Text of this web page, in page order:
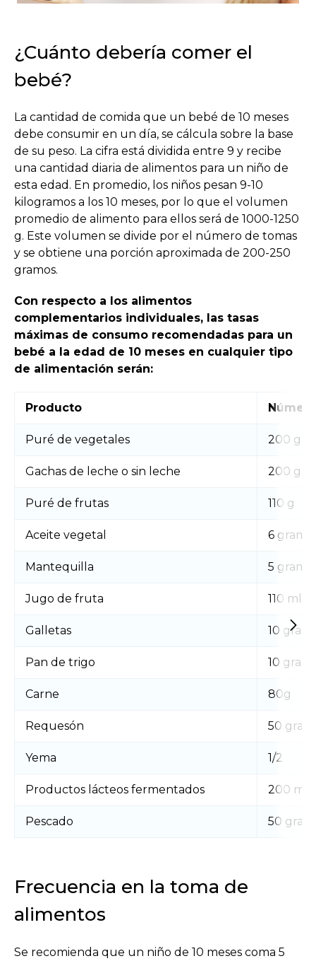
¿Cuánto debería comer el
bebé?
La cantidad de comida que un bebé de 10 meses
debe consumir en un día, se cálcula sobre la base
de su peso. La cifra está dividida entre 9 y recibe
una cantidad diaria de alimentos para un niño de
esta edad. En promedio, los niños pesan 9-10
kilogramos a los 10 meses, por lo que el volumen
promedio de alimento para ellos será de 1000-1250
g. Este volumen se divide por el número de tomas
y se obtiene una porción aproximada de 200-250
gramos.
Con respecto a los alimentos
complementarios individuales, las tasas
máximas de consumo recomendadas para un
bebé a la edad de 10 meses en cualquier tipo
de alimentación serán:
Producto
Puré de vegetales 200 g
Gachas de leche o sin leche 200 g
Puré de frutas 110 g
Aceite vegetal 6
Mantequilla 5
Jugo de fruta 110 ml
Galletas 10
Pan de trigo 10
Carne 80g
Requesón 50
Yema 1/2
Productos lácteos fermentados 200 ml
Pescado 50
Frecuencia en la toma de
alimentos
Se recomienda que un niño de 10 meses coma 5